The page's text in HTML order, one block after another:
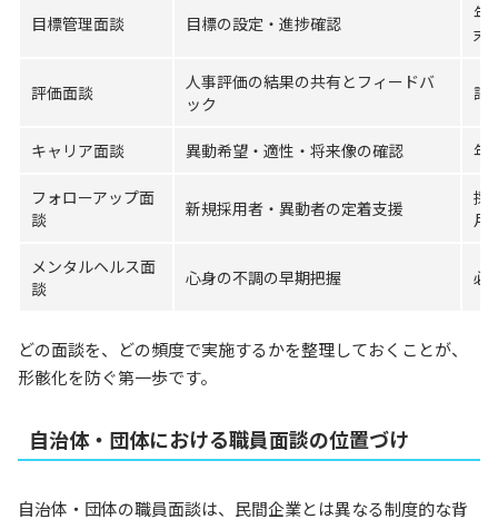
目標管理面談 目標の設定・進捗確認
年
末
評価面談
人事評価の結果の共有とフィードバ
ック
評
キャリア面談 異動希望・適性・将来像の確認 年
フォローアップ面
談
新規採用者・異動者の定着支援
採
月
メンタルヘルス面
談
心身の不調の早期把握 必
どの面談を、どの頻度で実施するかを整理しておくことが、
形骸化を防ぐ第一歩です。
自治体・団体における職員面談の位置づけ
自治体・団体の職員面談は、民間企業とは異なる制度的な背